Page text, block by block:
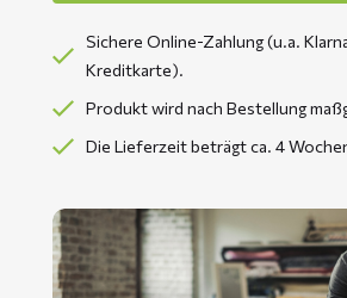
Sichere Online-Zahlung (u.a.
Kreditkarte).
Produkt wird nach Bestellung
Die Lieferzeit beträgt ca. 4